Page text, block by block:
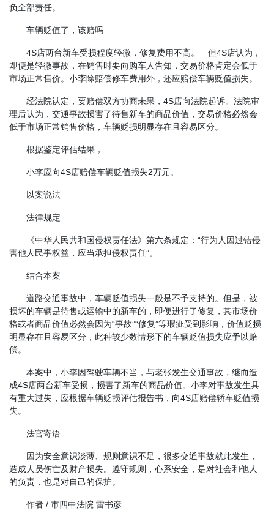
负全部责任。
车辆贬值了，该赔吗
4S店两台新车受损程度轻微，修复费用不高。 但4S店认为，
即便是轻微事故，在销售时要向购车人告知，交易价格肯定会低于
市场正常售价。小李除赔偿修车费用外，还应赔偿车辆贬值损失。
经法院认定，要赔偿双方协商未果，4S店向法院起诉。法院审
理后认为，交通事故损害了待售新车的商品价值，交易价格必然会
低于市场正常销售价格，车辆贬损明显存在且容易区分。
根据鉴定评估结果，
小李应向4S店赔偿车辆贬值损失2万元。
以案说法
法律规定
《中华人民共和国侵权责任法》第六条规定：“行为人因过错侵
害他人民事权益，应当承担侵权责任”。
结合本案
道路交通事故中，车辆贬值损失一般是不予支持的。但是，被
损坏的车辆是待售或运输中的新车的，即便进行了修复，其市场价
格或者商品价值必然会因为“事故”“修复”等瑕疵受到影响，价值贬损
明显存在且容易区分，此种较少数情形下的车辆贬值损失应予以赔
偿。
本案中，小李因驾驶车辆不当，与老张发生交通事故，继而造
成4S店两台新车受损，损害了新车的商品价值。小李对事故发生具
有重大过失，应根据车辆贬损评估报告书，向4S店赔偿轿车贬值损
失。
法官寄语
因为安全意识淡薄、规则意识不足，很多交通事故就此发生，
造成人员伤亡及财产损失。遵守规则，心系安全，是对社会和他人
的负责，也是对自己的保护。
作者 / 市四中法院 雷书彦